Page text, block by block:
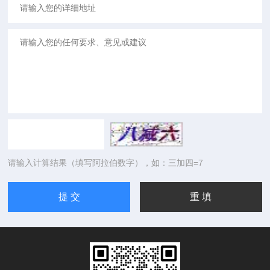
请输入计算结果（填写阿拉伯数字），如：三加四=7